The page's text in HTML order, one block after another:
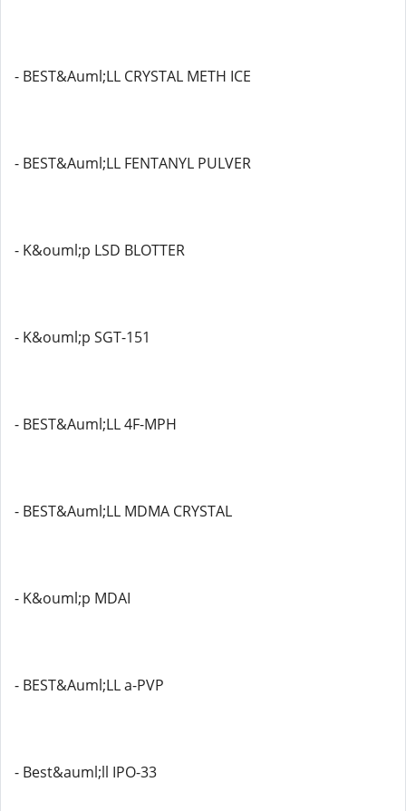
- BEST&Auml;LL CRYSTAL METH ICE
- BEST&Auml;LL FENTANYL PULVER
- K&ouml;p LSD BLOTTER
- K&ouml;p SGT-151
- BEST&Auml;LL 4F-MPH
- BEST&Auml;LL MDMA CRYSTAL
- K&ouml;p MDAI
- BEST&Auml;LL a-PVP
- Best&auml;ll IPO-33